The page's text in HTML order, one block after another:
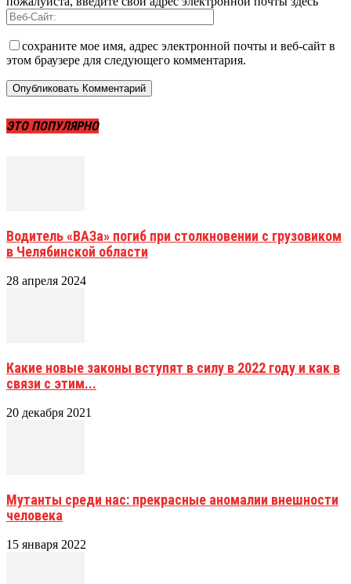
сохраните мое имя, адрес электронной почты и веб-сайт в
этом браузере для следующего комментария.
ЭТО ПОПУЛЯРНО
Водитель «ВАЗа» погиб при столкновении с грузовиком
в Челябинской области
28 апреля 2024
Какие новые законы вступят в силу в 2022 году и как в
связи с этим...
20 декабря 2021
Мутанты среди нас: прекрасные аномалии внешности
человека
15 января 2022